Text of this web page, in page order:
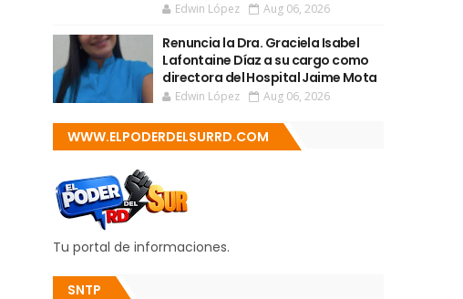
Edwin López Aug 06, 2026
Renuncia la Dra. Graciela Isabel
Lafontaine Díaz a su cargo como
directora del Hospital Jaime Mota
Edwin López Aug 06, 2026
WWW.ELPODERDELSURRD.COM
Tu portal de informaciones.
SNTP